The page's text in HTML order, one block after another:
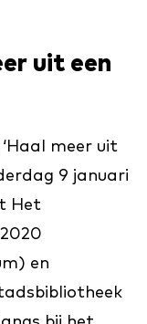
uit een
meer uit
9 januari
Het
en